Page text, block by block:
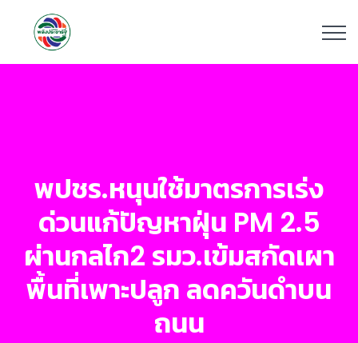
พปชร.หนุนใช้มาตรการเร่ง
ด่วนแก้ปัญหาฝุ่น PM 2.5
ผ่านกลไก2 รมว.เข้มสกัดเผา
พื้นที่เพาะปลูก ลดควันดำบน
ถนน